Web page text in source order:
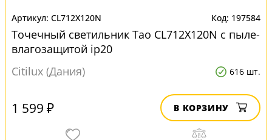
CL712X120N 197584
Точечный светильник Тао CL712X120N с пыле-
влагозащитой ip20
Citilux (Дания)
616 шт.
1 599 ₽ В КОРЗИНУ